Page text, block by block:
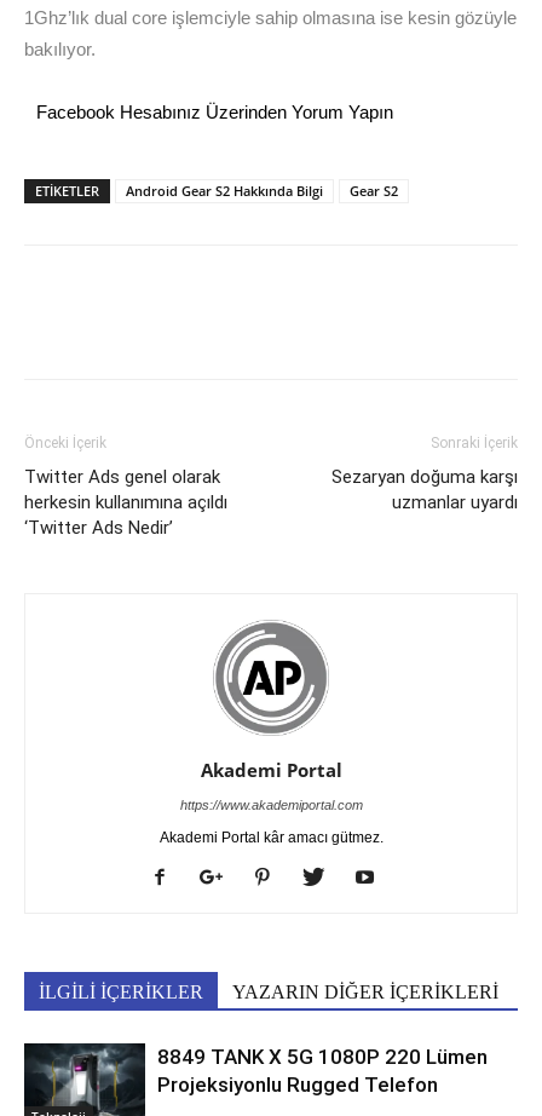
1Ghz’lık dual core işlemciyle sahip olmasına ise kesin gözüyle
bakılıyor.
Facebook Hesabınız Üzerinden Yorum Yapın
ETİKETLER Android Gear S2 Hakkında Bilgi Gear S2
Önceki İçerik
Twitter Ads genel olarak
herkesin kullanımına açıldı
‘Twitter Ads Nedir’
Sonraki İçerik
Sezaryan doğuma karşı
uzmanlar uyardı
Akademi Portal
https://www.akademiportal.com
Akademi Portal kâr amacı gütmez.
İLGİLİ İÇERİKLER YAZARIN DİĞER İÇERİKLERİ
8849 TANK X 5G 1080P 220 Lümen
Projeksiyonlu Rugged Telefon